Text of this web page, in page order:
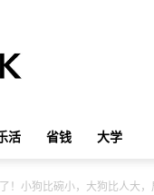
活 省钱 大学
！小狗比碗小，大狗比人大，